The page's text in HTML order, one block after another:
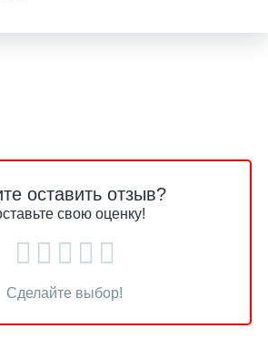
оставить отзыв?
свою оценку!
Сделайте выбор!